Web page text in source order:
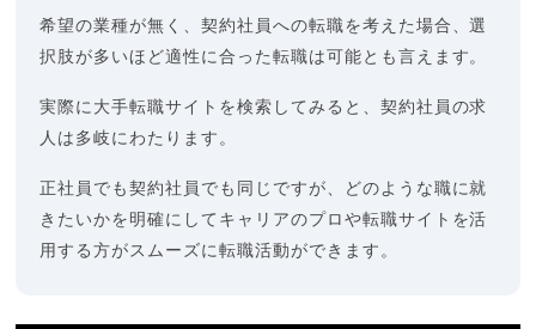
希望の業種が無く、契約社員への転職を考えた場合、選
択肢が多いほど適性に合った転職は可能とも言えます。
実際に大手転職サイトを検索してみると、契約社員の求
人は多岐にわたります。
正社員でも契約社員でも同じですが、どのような職に就
きたいかを明確にしてキャリアのプロや転職サイトを活
用する方がスムーズに転職活動ができます。